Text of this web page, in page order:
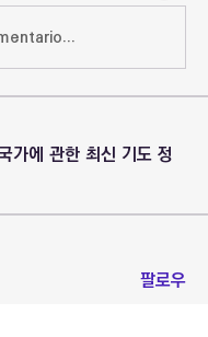
가에 관한 최신 기도 정
팔로우